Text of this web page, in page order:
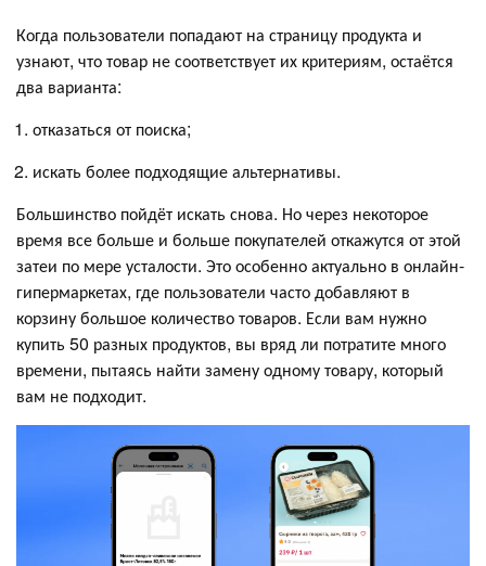
Когда пользователи попадают на страницу продукта и
узнают, что товар не соответствует их критериям, остаётся
два варианта:
отказаться от поиска;
искать более подходящие альтернативы.
Большинство пойдёт искать снова. Но через некоторое
время все больше и больше покупателей откажутся от этой
затеи по мере усталости. Это особенно актуально в онлайн-
гипермаркетах, где пользователи часто добавляют в
корзину большое количество товаров. Если вам нужно
купить 50 разных продуктов, вы вряд ли потратите много
времени, пытаясь найти замену одному товару, который
вам не подходит.